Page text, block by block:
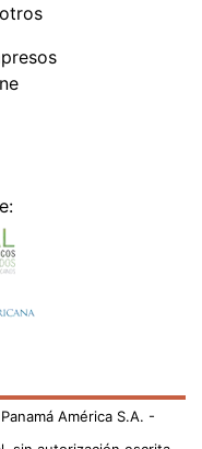
América S.A. -